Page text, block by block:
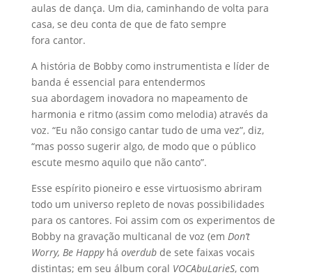
aulas de dança. Um dia, caminhando de volta para
casa, se deu conta de que de fato sempre
fora cantor.
A história de Bobby como instrumentista e líder de
banda é essencial para entendermos
sua abordagem inovadora no mapeamento de
harmonia e ritmo (assim como melodia) através da
voz. “Eu não consigo cantar tudo de uma vez”, diz,
“mas posso sugerir algo, de modo que o público
escute mesmo aquilo que não canto”.
Esse espírito pioneiro e esse virtuosismo abriram
todo um universo repleto de novas possibilidades
para os cantores. Foi assim com os experimentos de
Bobby na gravação multicanal de voz (em Don’t
Worry, Be Happyhá overdubde sete faixas vocais
distintas; em seu álbum coral VOCAbuLarieS, com